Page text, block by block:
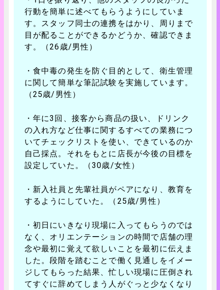
行動を簡単に述べてもらうようにしていま
す。スタッフ同士の連携をはかり、周りまで
目が配ることができるかどうか、確認できま
す。（26歳/男性）
・食中毒の発生を防ぐ目的として、衛生管理
に関して簡単な筆記試験を実施しています。
（25歳/男性）
・年に3回、接客から商品の扱い、ドリンク
の入れ方など仕事に関するすべての業務につ
いてチェックリストを使い、できているのか
自己採点。それをもとに店長が今後の目標を
設定していた。（30歳/女性）
・新入社員と先輩社員がペアになり、教育を
するようにしていた。（25歳/男性）
・初日にいきなり現場に入ってもらうのでは
なく、オリエンテーションの時間で店舗の理
念や最初に覚えて欲しいことを最初に伝えま
した。段階を踏むことで働く見通しをイメー
ジしてもらった結果、忙しい現場に圧倒され
てすぐに辞めてしまう人がぐっと少なくなり